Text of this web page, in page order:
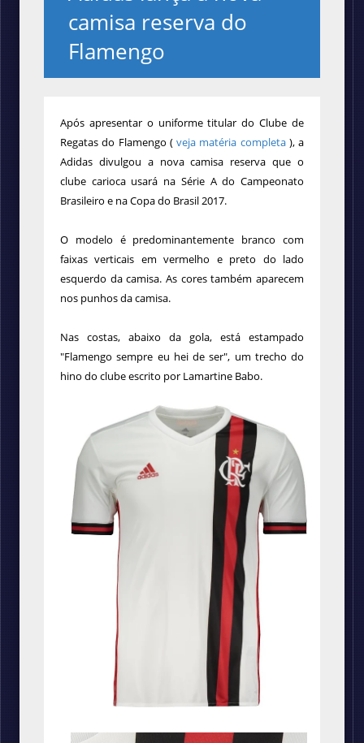
camisa reserva do
Flamengo
Após apresentar o uniforme titular do Clube de
Regatas do Flamengo ( veja matéria completa), a
Adidas divulgou a nova camisa reserva que o
clube carioca usará na Série A do Campeonato
Brasileiro e na Copa do Brasil 2017.
O modelo é predominantemente branco com
faixas verticais em vermelho e preto do lado
esquerdo da camisa. As cores também aparecem
nos punhos da camisa.
Nas costas, abaixo da gola, está estampado
"Flamengo sempre eu hei de ser", um trecho do
hino do clube escrito por Lamartine Babo.